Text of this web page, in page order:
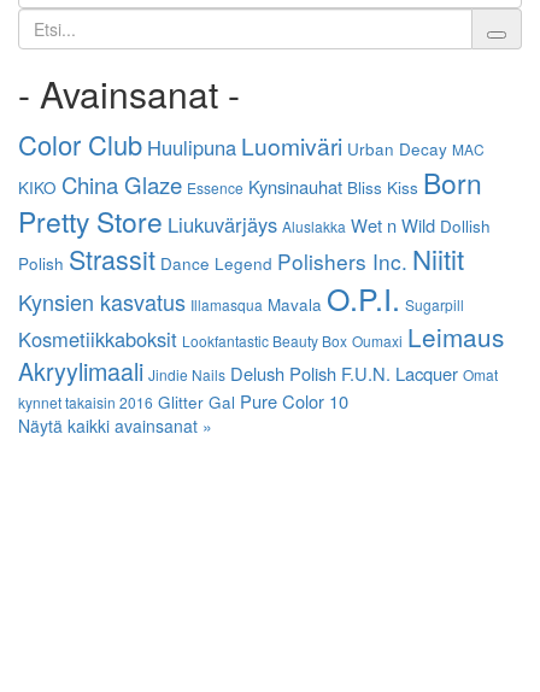
Etsi
- Avainsanat -
Color Club Huulipuna Luomiväri Urban Decay MAC
KIKO China Glaze Essence Kynsinauhat Bliss Kiss Born
Pretty Store Liukuvärjäys Aluslakka Wet n Wild Dollish
Polish Strassit Dance Legend Polishers Inc. Niitit
Kynsien kasvatus Illamasqua Mavala O.P.I. Sugarpill
Kosmetiikkaboksit Lookfantastic Beauty Box Oumaxi Leimaus
Akryylimaali Jindie Nails Delush Polish F.U.N. Lacquer Omat
kynnet takaisin 2016 Glitter Gal Pure Color 10
Näytä kaikki avainsanat »